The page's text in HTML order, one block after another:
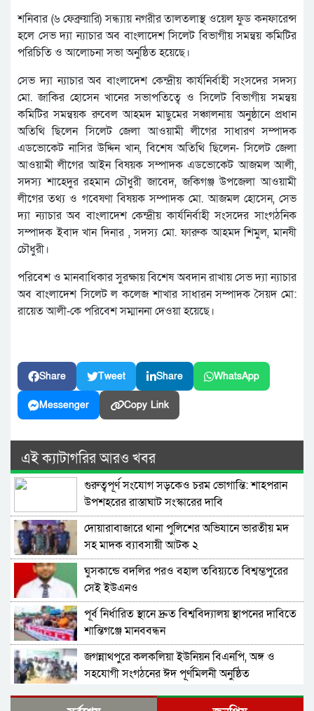
শনিবার (৬ ফেব্রুয়ারি) সন্ধ্যায় নগরীর তালতলাস্থ ওয়েল ফুড কনফারেন্স
হলে সেভ দ্যা ন্যাচার অব বাংলাদেশ সিলেট বিভাগীয় সমন্বয় কমিটির
পরিচিতি ও আলোচনা সভা অনুষ্ঠিত হয়েছে।
সেভ দ্যা ন্যাচার অব বাংলাদেশ কেন্দ্রীয় কার্যনির্বাহী সংসদের সদস্য
মো. জাকির হোসেন খানের সভাপতিত্বে ও সিলেট বিভাগীয় সমন্বয়
কমিটির সমন্বয়ক রুবেল আহমদ মাছুমের সঞ্চালনায় অনুষ্ঠানে প্রধান
অতিথি ছিলেন সিলেট জেলা আওয়ামী লীগের সাধারণ সম্পাদক
এডভোকেট নাসির উদ্দিন খান, বিশেষ অতিথি ছিলেন- সিলেট জেলা
আওয়ামী লীগের আইন বিষয়ক সম্পাদক এডভোকেট আজমল আলী,
সদস্য শাহেদুর রহমান চৌধুরী জাবেদ, জকিগঞ্জ উপজেলা আওয়ামী
লীগের তথ্য ও গবেষণা বিষয়ক সম্পাদক মো. আজমল হোসেন, সেভ
দ্যা ন্যাচার অব বাংলাদেশ কেন্দ্রীয় কার্যনির্বাহী সংসদের সাংগঠনিক
সম্পাদক ইবাদ খান দিনার , সদস্য মো. ফারুক আহমদ শিমুল, মানষী
চৌধুরী।
পরিবেশ ও মানবাধিকার সুরক্ষায় বিশেষ অবদান রাখায় সেভ দ্যা ন্যাচার
অব বাংলাদেশ সিলেট ল কলেজ শাখার সাধারন সম্পাদক সৈয়দ মো:
রায়েত আলী-কে পরিবেশ সম্মাননা দেওয়া হয়েছে।
Share Tweet Share WhatsApp
Messenger Copy Link
এই ক্যাটাগরির আরও খবর
গুরুত্বপূর্ণ সংযোগ সড়কেও চরম ভোগান্তি: শাহপরান
উপশহরের রাস্তাঘাট সংস্কারের দাবি
দোয়ারাবাজারে থানা পুলিশের অভিযানে ভারতীয় মদ
সহ মাদক ব্যাবসায়ী আটক ২
ঘুসকান্ডে বদলির পরও বহাল তবিয়্যতে বিশ্বম্ভপুরের
সেই ইউএনও
পূর্ব নির্ধারিত স্থানে দ্রুত বিশ্ববিদ্যালয় স্থাপনের দাবিতে
শান্তিগঞ্জে মানববন্ধন
জগন্নাথপুরে কলকলিয়া ইউনিয়ন বিএনপি, অঙ্গ ও
সহযোগী সংগঠনের ঈদ পূর্ণমিলনী অনুষ্ঠিত
বাংলাদেশ জামায়াতে ইসলামীর আমির ডা. শফিকুর